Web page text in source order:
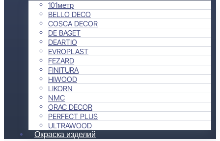
101метр
BELLO DECO
COSCA DECOR
DE BAGET
DEARTIO
EVROPLAST
FEZARD
FINITURA
HIWOOD
LIKORN
NMC
ORAC DECOR
PERFECT PLUS
ULTRAWOOD
Окраска изделий